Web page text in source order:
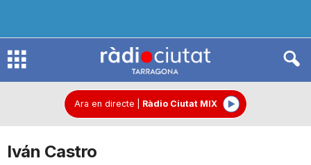
R
d
Ara en directe Ràdio Ciutat MIX
Iván Castro